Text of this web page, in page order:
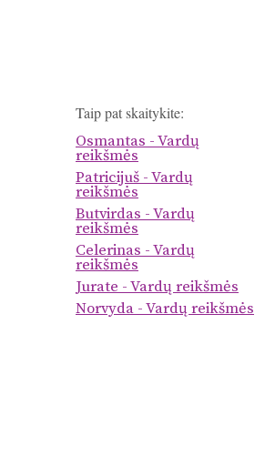
Taip pat skaitykite:
Osmantas - Vardų
reikšmės
Patricijuš - Vardų
reikšmės
Butvirdas - Vardų
reikšmės
Celerinas - Vardų
reikšmės
Jurate - Vardų reikšmės
Norvyda - Vardų reikšmės